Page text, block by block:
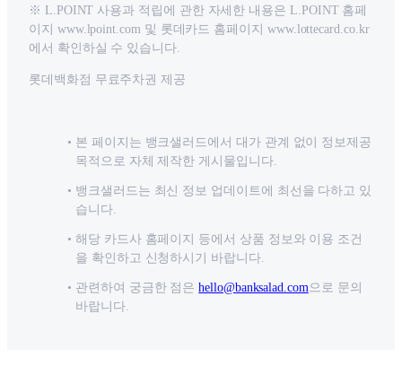
※ L.POINT 사용과 적립에 관한 자세한 내용은 L.POINT 홈페
이지 www.lpoint.com 및 롯데카드 홈페이지 www.lottecard.co.kr
에서 확인하실 수 있습니다.
롯데백화점 무료주차권 제공
본 페이지는 뱅크샐러드에서 대가 관계 없이 정보제공
목적으로 자체 제작한 게시물입니다.
뱅크샐러드는 최신 정보 업데이트에 최선을 다하고 있
습니다.
해당 카드사 홈페이지 등에서 상품 정보와 이용 조건
을 확인하고 신청하시기 바랍니다.
관련하여 궁금한 점은 hello@banksalad.com으로 문의
바랍니다.